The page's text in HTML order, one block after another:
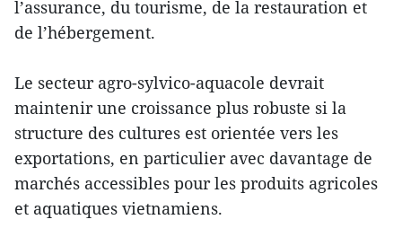
l’assurance, du tourisme, de la restauration et
de l’hébergement.
Le secteur agro-sylvico-aquacole devrait
maintenir une croissance plus robuste si la
structure des cultures est orientée vers les
exportations, en particulier avec davantage de
marchés accessibles pour les produits agricoles
et aquatiques vietnamiens.